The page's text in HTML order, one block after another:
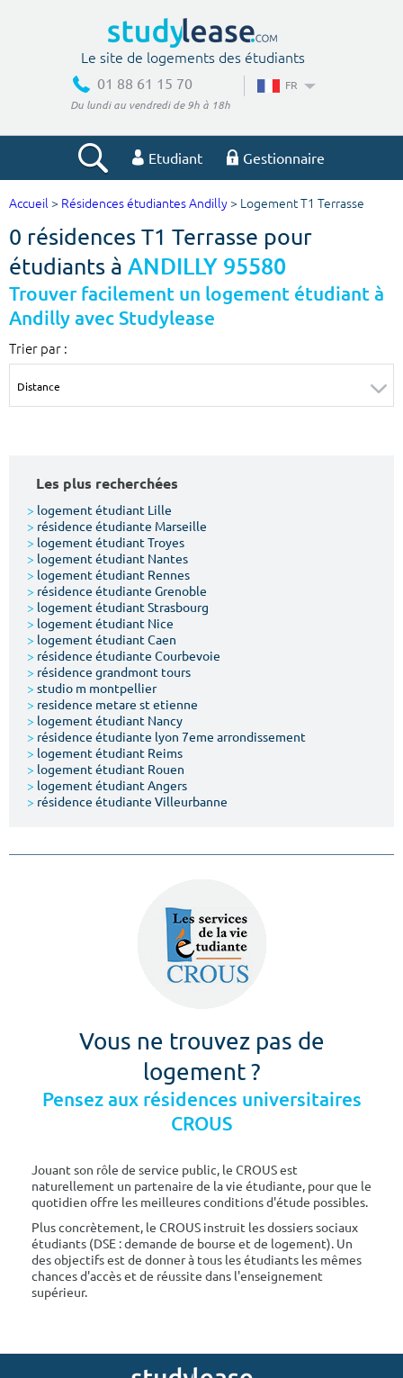
Le site de logements des étudiants
01 88 61 15 70
Du lundi au vendredi de 9h à 18h
FR
Etudiant Gestionnaire
Votre recherche
Ville, école
Type de location
Votre date d'entrée
Accueil > Résidences étudiantes Andilly > Logement T1 Terrasse
0 résidences T1 Terrasse pour
étudiants à ANDILLY 95580
Trouver facilement un logement étudiant à
Andilly avec Studylease
Trier par :
Les plus recherchées
> logement étudiant Lille
> résidence étudiante Marseille
> logement étudiant Troyes
> logement étudiant Nantes
> logement étudiant Rennes
> résidence étudiante Grenoble
> logement étudiant Strasbourg
> logement étudiant Nice
> logement étudiant Caen
> résidence étudiante Courbevoie
> résidence grandmont tours
> studio m montpellier
> residence metare st etienne
> logement étudiant Nancy
> résidence étudiante lyon 7eme arrondissement
> logement étudiant Reims
> logement étudiant Rouen
> logement étudiant Angers
> résidence étudiante Villeurbanne
Vous ne trouvez pas de
logement ?
Pensez aux résidences universitaires
CROUS
Jouant son rôle de service public, le CROUS est
naturellement un partenaire de la vie étudiante, pour que le
quotidien offre les meilleures conditions d'étude possibles.
Plus concrètement, le CROUS instruit les dossiers sociaux
étudiants (DSE : demande de bourse et de logement). Un
des objectifs est de donner à tous les étudiants les mêmes
chances d'accès et de réussite dans l'enseignement
supérieur.